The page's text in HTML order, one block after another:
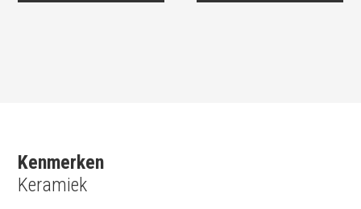
Kenmerken
Keramiek